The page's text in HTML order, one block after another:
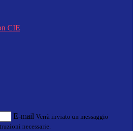
CIE
E-mail Verrà inviato un messaggio
necessarie.